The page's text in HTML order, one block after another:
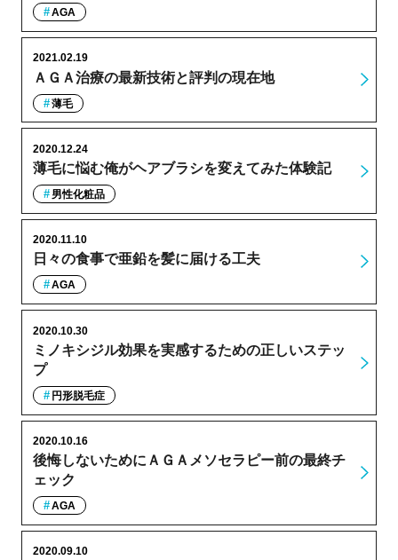
AGA
ＡＧＡ治療の最新技術と評判の現在地
2021.02.19
薄毛
薄毛に悩む俺がヘアブラシを変えてみた体験記
2020.12.24
男性化粧品
日々の食事で亜鉛を髪に届ける工夫
2020.11.10
AGA
ミノキシジル効果を実感するための正しいステッ
プ
2020.10.30
円形脱毛症
後悔しないためにＡＧＡメソセラピー前の最終チ
ェック
2020.10.16
AGA
2020.09.10